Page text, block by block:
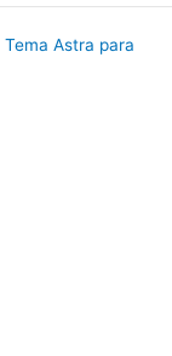
Tema Astra para